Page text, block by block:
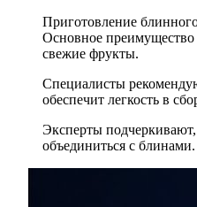
Приготовление
Основное преимущество
свежие фрукты.
Специалисты
обеспечит легкость в
Эксперты подчеркивают,
объединиться с